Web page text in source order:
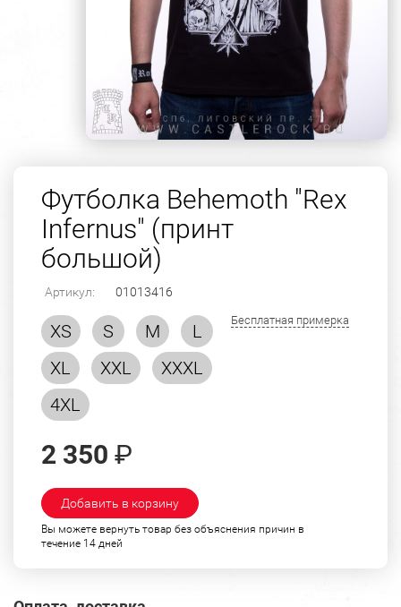
Футболка Behemoth "Rex
Infernus" (принт
большой)
Артикул: 01013416
XS S M
L
XL
XXL
XXXL
4XL
Бесплатная примерка
2 350 ₽
Добавить в корзину
Вы можете вернуть товар без объяснения причин в
течение 14 дней